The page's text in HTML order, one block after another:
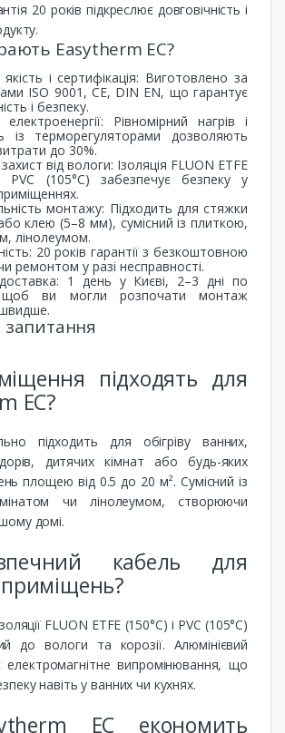
20 років підкреслює довговічність і
Easytherm EC?
і сертифікація: Виготовлено за
ISO 9001, CE, DIN EN, що гарантує
і безпеку.
електроенергії: Рівномірний нагрів і
із терморегуляторами дозволяють
до 30%.
від вологи: Ізоляція FLUON ETFE
PVC (105°C) забезпечує безпеку у
монтажу: Підходить для стяжки
клею (5–8 мм), сумісний із плиткою,
лінолеумом.
20 років гарантії з безкоштовною
ремонтом у разі несправності.
1 день у Києві, 2–3 дні по
щоб ви могли розпочати монтаж
підходять для
EC?
підходить для обігріву ванних,
дитячих кімнат або будь-яких
площею від 0.5 до 20 м². Сумісний із
чи лінолеумом, створюючи
домі.
кабель для
FLUON ETFE (150°C) і PVC (105°C)
до вологи та корозії. Алюмінієвий
електромагнітне випромінювання, що
навіть у ванних чи кухнях.
EC економить